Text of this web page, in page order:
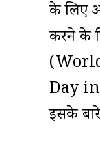
के लिए
करने के
Day in
इसके